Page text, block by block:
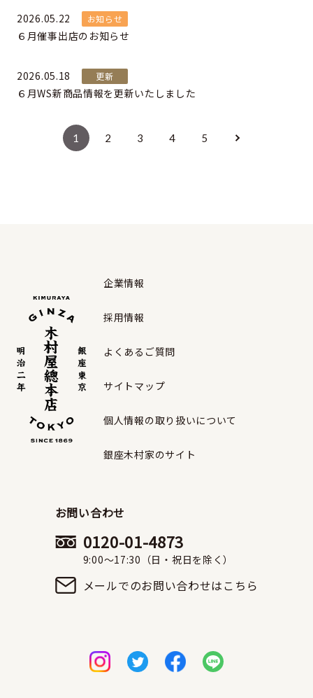
2026.05.22 お知らせ
６月催事出店のお知らせ
2026.05.18 更新
６月WS新商品情報を更新いたしました
1 2 3 4 5
企業情報
採用情報
よくあるご質問
サイトマップ
個人情報の取り扱いについて
銀座木村家のサイト
お問い合わせ
0120-01-4873
9:00〜17:30（日・祝日を除く）
メールでのお問い合わせはこちら